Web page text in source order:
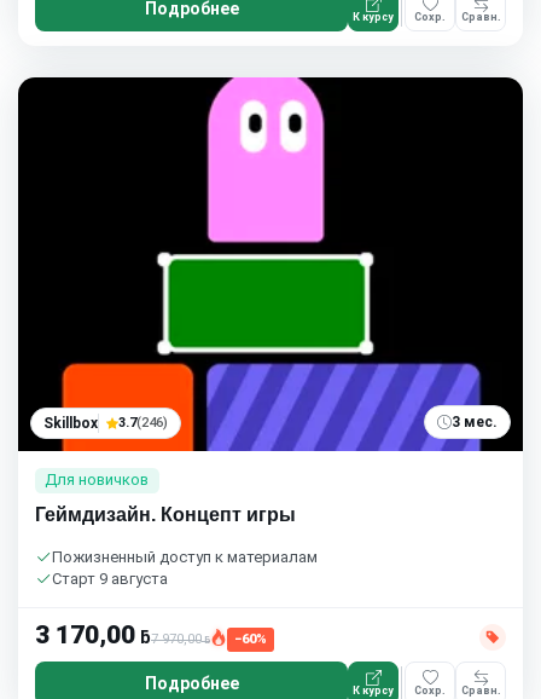
Подробнее К курсу Сохр. Сравн.
Skillbox 3.7(246) 3 мес.
Для новичков
Геймдизайн. Концепт игры
Пожизненный доступ к материалам
Старт 9 августа
3 170,00 ƃ7 970,00ƃ −60%
Подробнее К курсу Сохр. Сравн.